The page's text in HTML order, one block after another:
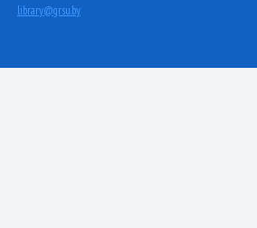
library@grsu.by